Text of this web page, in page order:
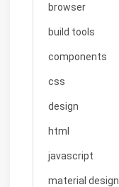
browser
build tools
components
css
design
html
javascript
material design